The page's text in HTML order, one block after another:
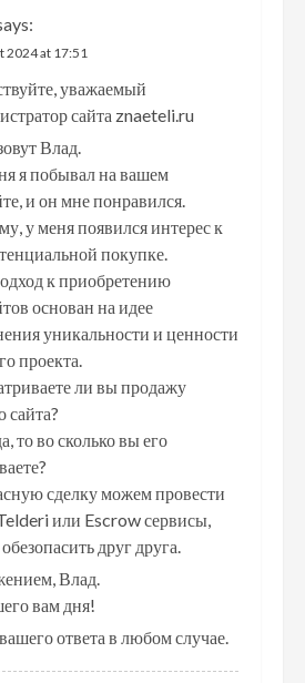
2024 at 17:51
уважаемый
сайта znaeteli.ru
Влад.
я побывал на вашем
и он мне понравился.
у меня появился интерес к
покупке.
к приобретению
основан на идее
уникальности и ценности
проекта.
ли вы продажу
сайта?
то во сколько вы его
сделку можем провести
или Escrow сервисы,
друг друга.
Влад.
вам дня!
ответа в любом случае.